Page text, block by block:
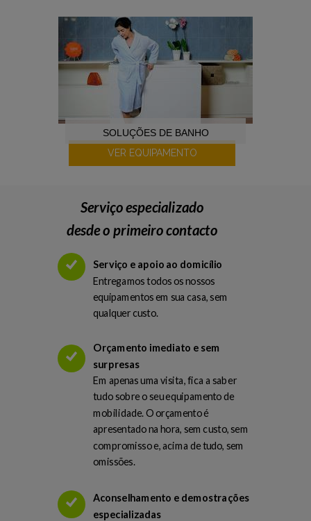
VER EQUIPAMENTO
SOLUÇÕES DE BANHO
Serviço especializado
desde o primeiro contacto
Orçamento imediato e sem
surpresas
Em apenas uma visita, fica a saber
tudo sobre o seu equipamento de
mobilidade. O orçamento é
apresentado na hora, sem custo, sem
compromisso e, acima de tudo, sem
omissões.
Serviço e apoio ao domicílio
Entregamos todos os nossos
equipamentos em sua casa, sem
qualquer custo.
Aconselhamento e demostrações
especializadas